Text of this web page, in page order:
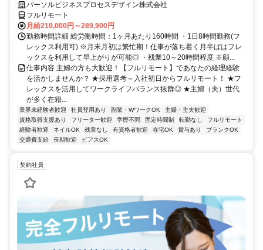
パーソルビジネスプロセスデザイン株式会社
フルリモート
月給210,000円～289,900円
勤務時間詳細 総労働時間：1ヶ月あたり160時間 ・1日8時間勤務(フ
レックス利用可) ※月末月初は繁忙期！仕事が落ち着く月半ばはフレ
ックスを利用して早上がりが可能◎ ・残業10～20時間程度 ※顧...
仕事内容 主婦の方も大歓迎！【フルリモート】であなたの経理経験
を活かしませんか？ ★採用選考～入社初日からフルリモート！ ★フ
レックスを活用してワークライフバランス抜群◎ ★主婦（夫）世代
が多く在籍...
業界未経験者歓迎 社員登用あり 副業・WワークOK
主婦・主夫歓迎
資格取得支援あり
フリーター歓迎 学歴不問 固定時間制 転勤なし
フルリモート
経験者歓迎
ネイルOK 残業なし 有資格者歓迎 在宅OK 賞与あり
ブランクOK
交通費支給
長期歓迎 ピアスOK
契約社員